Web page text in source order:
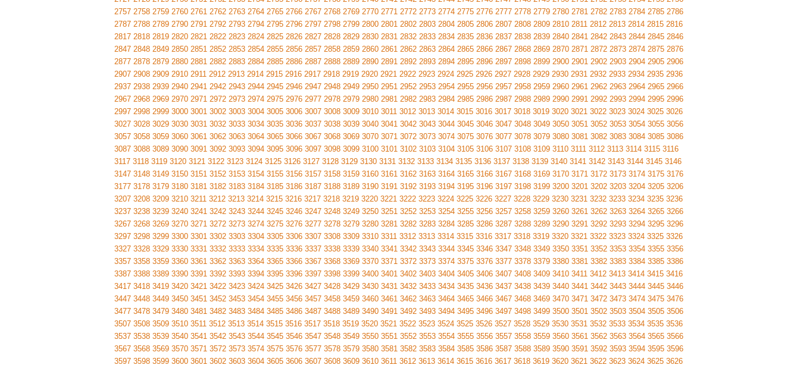
2757 2758 2759 2760 2761 2762 2763 2764 2765 2766 2767 2768 2769 2770 2771 2772 2773 2774 2775 2776 2777 2778 2779 2780 2781 2782 2783 2784 2785 2786
2787 2788 2789 2790 2791 2792 2793 2794 2795 2796 2797 2798 2799 2800 2801 2802 2803 2804 2805 2806 2807 2808 2809 2810 2811 2812 2813 2814 2815 2816
2817 2818 2819 2820 2821 2822 2823 2824 2825 2826 2827 2828 2829 2830 2831 2832 2833 2834 2835 2836 2837 2838 2839 2840 2841 2842 2843 2844 2845 2846
2847 2848 2849 2850 2851 2852 2853 2854 2855 2856 2857 2858 2859 2860 2861 2862 2863 2864 2865 2866 2867 2868 2869 2870 2871 2872 2873 2874 2875 2876
2877 2878 2879 2880 2881 2882 2883 2884 2885 2886 2887 2888 2889 2890 2891 2892 2893 2894 2895 2896 2897 2898 2899 2900 2901 2902 2903 2904 2905 2906
2907 2908 2909 2910 2911 2912 2913 2914 2915 2916 2917 2918 2919 2920 2921 2922 2923 2924 2925 2926 2927 2928 2929 2930 2931 2932 2933 2934 2935 2936
2937 2938 2939 2940 2941 2942 2943 2944 2945 2946 2947 2948 2949 2950 2951 2952 2953 2954 2955 2956 2957 2958 2959 2960 2961 2962 2963 2964 2965 2966
2967 2968 2969 2970 2971 2972 2973 2974 2975 2976 2977 2978 2979 2980 2981 2982 2983 2984 2985 2986 2987 2988 2989 2990 2991 2992 2993 2994 2995 2996
2997 2998 2999 3000 3001 3002 3003 3004 3005 3006 3007 3008 3009 3010 3011 3012 3013 3014 3015 3016 3017 3018 3019 3020 3021 3022 3023 3024 3025 3026
3027 3028 3029 3030 3031 3032 3033 3034 3035 3036 3037 3038 3039 3040 3041 3042 3043 3044 3045 3046 3047 3048 3049 3050 3051 3052 3053 3054 3055 3056
3057 3058 3059 3060 3061 3062 3063 3064 3065 3066 3067 3068 3069 3070 3071 3072 3073 3074 3075 3076 3077 3078 3079 3080 3081 3082 3083 3084 3085 3086
3087 3088 3089 3090 3091 3092 3093 3094 3095 3096 3097 3098 3099 3100 3101 3102 3103 3104 3105 3106 3107 3108 3109 3110 3111 3112 3113 3114 3115 3116
3117 3118 3119 3120 3121 3122 3123 3124 3125 3126 3127 3128 3129 3130 3131 3132 3133 3134 3135 3136 3137 3138 3139 3140 3141 3142 3143 3144 3145 3146
3147 3148 3149 3150 3151 3152 3153 3154 3155 3156 3157 3158 3159 3160 3161 3162 3163 3164 3165 3166 3167 3168 3169 3170 3171 3172 3173 3174 3175 3176
3177 3178 3179 3180 3181 3182 3183 3184 3185 3186 3187 3188 3189 3190 3191 3192 3193 3194 3195 3196 3197 3198 3199 3200 3201 3202 3203 3204 3205 3206
3207 3208 3209 3210 3211 3212 3213 3214 3215 3216 3217 3218 3219 3220 3221 3222 3223 3224 3225 3226 3227 3228 3229 3230 3231 3232 3233 3234 3235 3236
3237 3238 3239 3240 3241 3242 3243 3244 3245 3246 3247 3248 3249 3250 3251 3252 3253 3254 3255 3256 3257 3258 3259 3260 3261 3262 3263 3264 3265 3266
3267 3268 3269 3270 3271 3272 3273 3274 3275 3276 3277 3278 3279 3280 3281 3282 3283 3284 3285 3286 3287 3288 3289 3290 3291 3292 3293 3294 3295 3296
3297 3298 3299 3300 3301 3302 3303 3304 3305 3306 3307 3308 3309 3310 3311 3312 3313 3314 3315 3316 3317 3318 3319 3320 3321 3322 3323 3324 3325 3326
3327 3328 3329 3330 3331 3332 3333 3334 3335 3336 3337 3338 3339 3340 3341 3342 3343 3344 3345 3346 3347 3348 3349 3350 3351 3352 3353 3354 3355 3356
3357 3358 3359 3360 3361 3362 3363 3364 3365 3366 3367 3368 3369 3370 3371 3372 3373 3374 3375 3376 3377 3378 3379 3380 3381 3382 3383 3384 3385 3386
3387 3388 3389 3390 3391 3392 3393 3394 3395 3396 3397 3398 3399 3400 3401 3402 3403 3404 3405 3406 3407 3408 3409 3410 3411 3412 3413 3414 3415 3416
3417 3418 3419 3420 3421 3422 3423 3424 3425 3426 3427 3428 3429 3430 3431 3432 3433 3434 3435 3436 3437 3438 3439 3440 3441 3442 3443 3444 3445 3446
3447 3448 3449 3450 3451 3452 3453 3454 3455 3456 3457 3458 3459 3460 3461 3462 3463 3464 3465 3466 3467 3468 3469 3470 3471 3472 3473 3474 3475 3476
3477 3478 3479 3480 3481 3482 3483 3484 3485 3486 3487 3488 3489 3490 3491 3492 3493 3494 3495 3496 3497 3498 3499 3500 3501 3502 3503 3504 3505 3506
3507 3508 3509 3510 3511 3512 3513 3514 3515 3516 3517 3518 3519 3520 3521 3522 3523 3524 3525 3526 3527 3528 3529 3530 3531 3532 3533 3534 3535 3536
3537 3538 3539 3540 3541 3542 3543 3544 3545 3546 3547 3548 3549 3550 3551 3552 3553 3554 3555 3556 3557 3558 3559 3560 3561 3562 3563 3564 3565 3566
3567 3568 3569 3570 3571 3572 3573 3574 3575 3576 3577 3578 3579 3580 3581 3582 3583 3584 3585 3586 3587 3588 3589 3590 3591 3592 3593 3594 3595 3596
3597 3598 3599 3600 3601 3602 3603 3604 3605 3606 3607 3608 3609 3610 3611 3612 3613 3614 3615 3616 3617 3618 3619 3620 3621 3622 3623 3624 3625 3626